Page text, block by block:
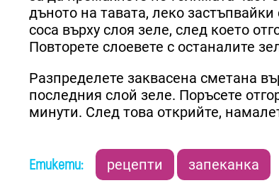
дъното на тавата, леко
соса върху слоя зеле, след което
Повторете слоевете с останалите
Разпределете заквасена сметана
последния слой зеле. Поръсете
минути. След това открийте,
Етикети: рецепти запеканка